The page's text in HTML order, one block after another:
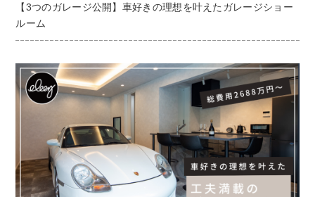
【3つのガレージ公開】車好きの理想を叶えたガレージショー
ルーム